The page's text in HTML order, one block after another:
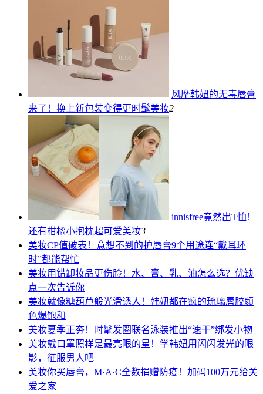
风靡韩妞的无毒唇膏
来了！换上新包装变得更时髦美妆2
innisfree竟然出T恤！
还有柑橘小抱枕超可爱美妆3
美妆CP值破表！意想不到的护唇膏9个用途连“戴耳环
时”都能帮忙
美妆用错卸妆品更伤脸！水、膏、乳、油怎么选？优缺
点一次告诉你
美妆就像糖葫芦般光滑诱人！韩妞都在疯的琉璃唇胶颜
色爆饱和
美妆夏季正夯！时髦发圈联名泳装推出“速干”绑发小物
美妆戴口罩照样是最亮眼的星！学韩妞用闪闪发光的眼
影，征服男人吧
美妆你买唇膏，M·A·C全数捐赠防疫！加码100万元给关
爱之家